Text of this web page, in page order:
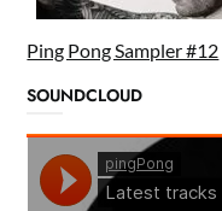
Ping Pong Sampler #12
SOUNDCLOUD